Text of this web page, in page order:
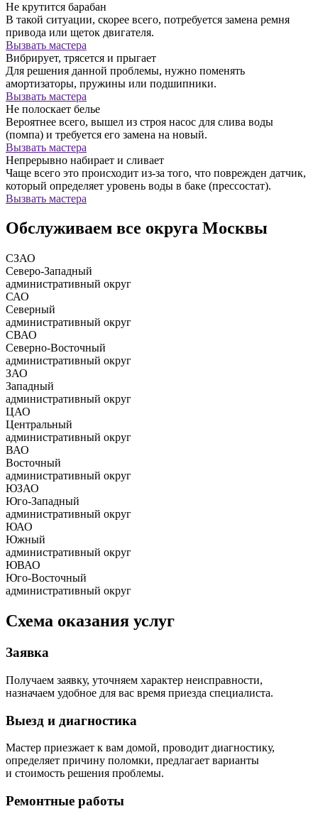
Не крутится барабан
В такой ситуации, скорее всего, потребуется замена ремня
привода или щеток двигателя.
Вызвать мастера
Вибрирует, трясется и прыгает
Для решения данной проблемы, нужно поменять
амортизаторы, пружины или подшипники.
Вызвать мастера
Не полоскает белье
Вероятнее всего, вышел из строя насос для слива воды
(помпа) и требуется его замена на новый.
Вызвать мастера
Непрерывно набирает и сливает
Чаще всего это происходит из-за того, что поврежден датчик,
который определяет уровень воды в баке (прессостат).
Вызвать мастера
Обслуживаем все округа Москвы
СЗАО
Северо-Западный
административный округ
САО
Северный
административный округ
СВАО
Северно-Восточный
административный округ
ЗАО
Западный
административный округ
ЦАО
Центральный
административный округ
ВАО
Восточный
административный округ
ЮЗАО
Юго-Западный
административный округ
ЮАО
Южный
административный округ
ЮВАО
Юго-Восточный
административный округ
Схема оказания услуг
Заявка
Получаем заявку, уточняем характер неисправности,
назначаем удобное для вас время приезда специалиста.
Выезд и диагностика
Мастер приезжает к вам домой, проводит диагностику,
определяет причину поломки, предлагает варианты
и стоимость решения проблемы.
Ремонтные работы